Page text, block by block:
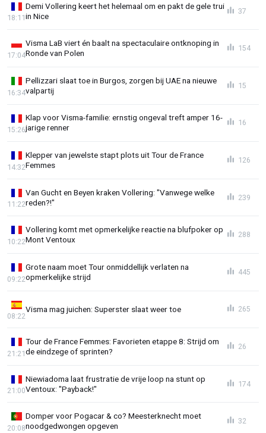
Demi Vollering keert het helemaal om en pakt de gele trui
in Nice
18:11
37
Visma LaB viert én baalt na spectaculaire ontknoping in
Ronde van Polen
17:04
154
Pellizzari slaat toe in Burgos, zorgen bij UAE na nieuwe
valpartij
16:34
15
Klap voor Visma-familie: ernstig ongeval treft amper 16-
jarige renner
15:26
16
Klepper van jewelste stapt plots uit Tour de France
Femmes
14:32
126
Van Gucht en Beyen kraken Vollering: "Vanwege welke
reden?!"
11:22
239
Vollering komt met opmerkelijke reactie na blufpoker op
Mont Ventoux
10:22
288
Grote naam moet Tour onmiddellijk verlaten na
opmerkelijke strijd
09:22
445
Visma mag juichen: Superster slaat weer toe
08:22
265
Tour de France Femmes: Favorieten etappe 8: Strijd om
de eindzege of sprinten?
21:21
26
Niewiadoma laat frustratie de vrije loop na stunt op
Ventoux: "Payback!"
21:00
174
Domper voor Pogacar & co? Meesterknecht moet
noodgedwongen opgeven
20:08
32